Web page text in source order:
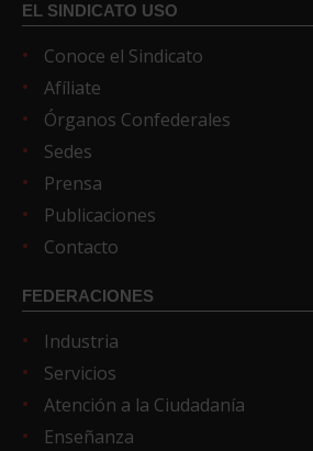
EL SINDICATO USO
Conoce el Sindicato
Afíliate
Órganos Confederales
Sedes
Prensa
Publicaciones
Contacto
FEDERACIONES
Industria
Servicios
Atención a la Ciudadanía
Enseñanza